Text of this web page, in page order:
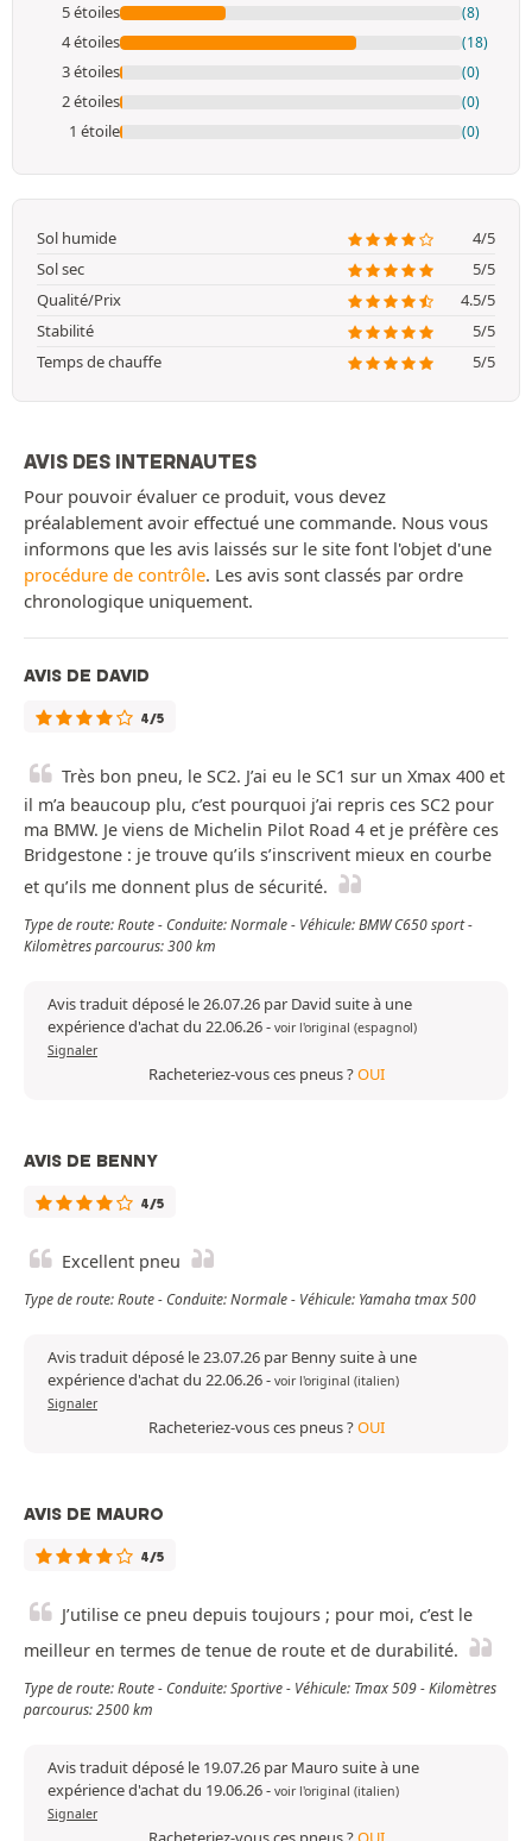
5 étoiles (8)
4 étoiles (18)
3 étoiles (0)
2 étoiles (0)
1 étoile (0)
Sol humide
4/5
Sol sec
5/5
Qualité/Prix
4.5/5
Stabilité
5/5
Temps de chauffe
5/5
AVIS DES INTERNAUTES
Pour pouvoir évaluer ce produit, vous devez
préalablement avoir effectué une commande. Nous vous
informons que les avis laissés sur le site font l'objet d'une
procédure de contrôle. Les avis sont classés par ordre
chronologique uniquement.
AVIS DE DAVID
4/5
Très bon pneu, le SC2. J’ai eu le SC1 sur un Xmax 400 et
il m’a beaucoup plu, c’est pourquoi j’ai repris ces SC2 pour
ma BMW. Je viens de Michelin Pilot Road 4 et je préfère ces
Bridgestone : je trouve qu’ils s’inscrivent mieux en courbe
et qu’ils me donnent plus de sécurité.
Type de route: Route - Conduite: Normale - Véhicule: BMW C650 sport -
Kilomètres parcourus: 300 km
Avis traduit déposé le 26.07.26 par David suite à une
expérience d'achat du 22.06.26- voir l'original (espagnol)
Signaler
Racheteriez-vous ces pneus ?OUI
AVIS DE BENNY
4/5
Excellent pneu
Type de route: Route - Conduite: Normale - Véhicule: Yamaha tmax 500
Avis traduit déposé le 23.07.26 par Benny suite à une
expérience d'achat du 22.06.26- voir l'original (italien)
Signaler
Racheteriez-vous ces pneus ?OUI
AVIS DE MAURO
4/5
J’utilise ce pneu depuis toujours ; pour moi, c’est le
meilleur en termes de tenue de route et de durabilité.
Type de route: Route - Conduite: Sportive - Véhicule: Tmax 509 - Kilomètres
parcourus: 2500 km
Avis traduit déposé le 19.07.26 par Mauro suite à une
expérience d'achat du 19.06.26- voir l'original (italien)
Signaler